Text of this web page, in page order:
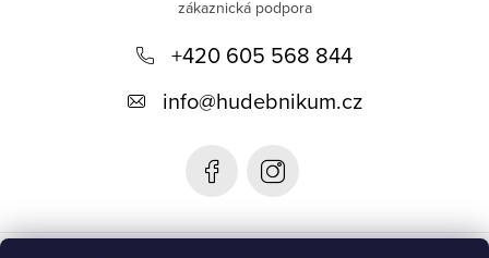
+420 605 568 844
info@hudebnikum.cz